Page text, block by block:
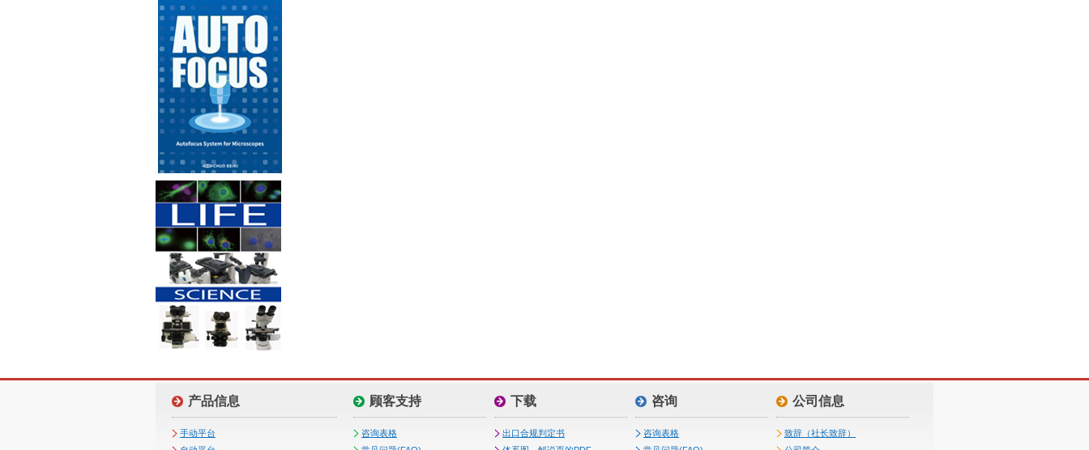
产品信息
手动平台
顾客支持
咨询表格
下载
出口合规判定书
咨询
咨询表格
公司信息
致辞（社长致辞）